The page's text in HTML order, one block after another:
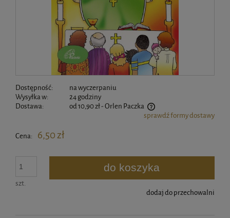
Dostępność:
na wyczerpaniu
Wysyłka w:
24 godziny
Dostawa:
od 10,90 zł- Orlen Paczka
Cena nie zawiera ewentualnych kosztów płatnościsprawdź formy dostawy
Cena: 6,50 zł
szt.
do koszyka
dodaj do przechowalni